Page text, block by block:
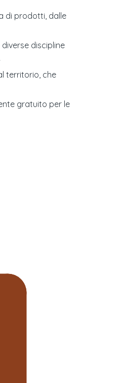
di prodotti, dalle
discipline
territorio, che
gratuito per le